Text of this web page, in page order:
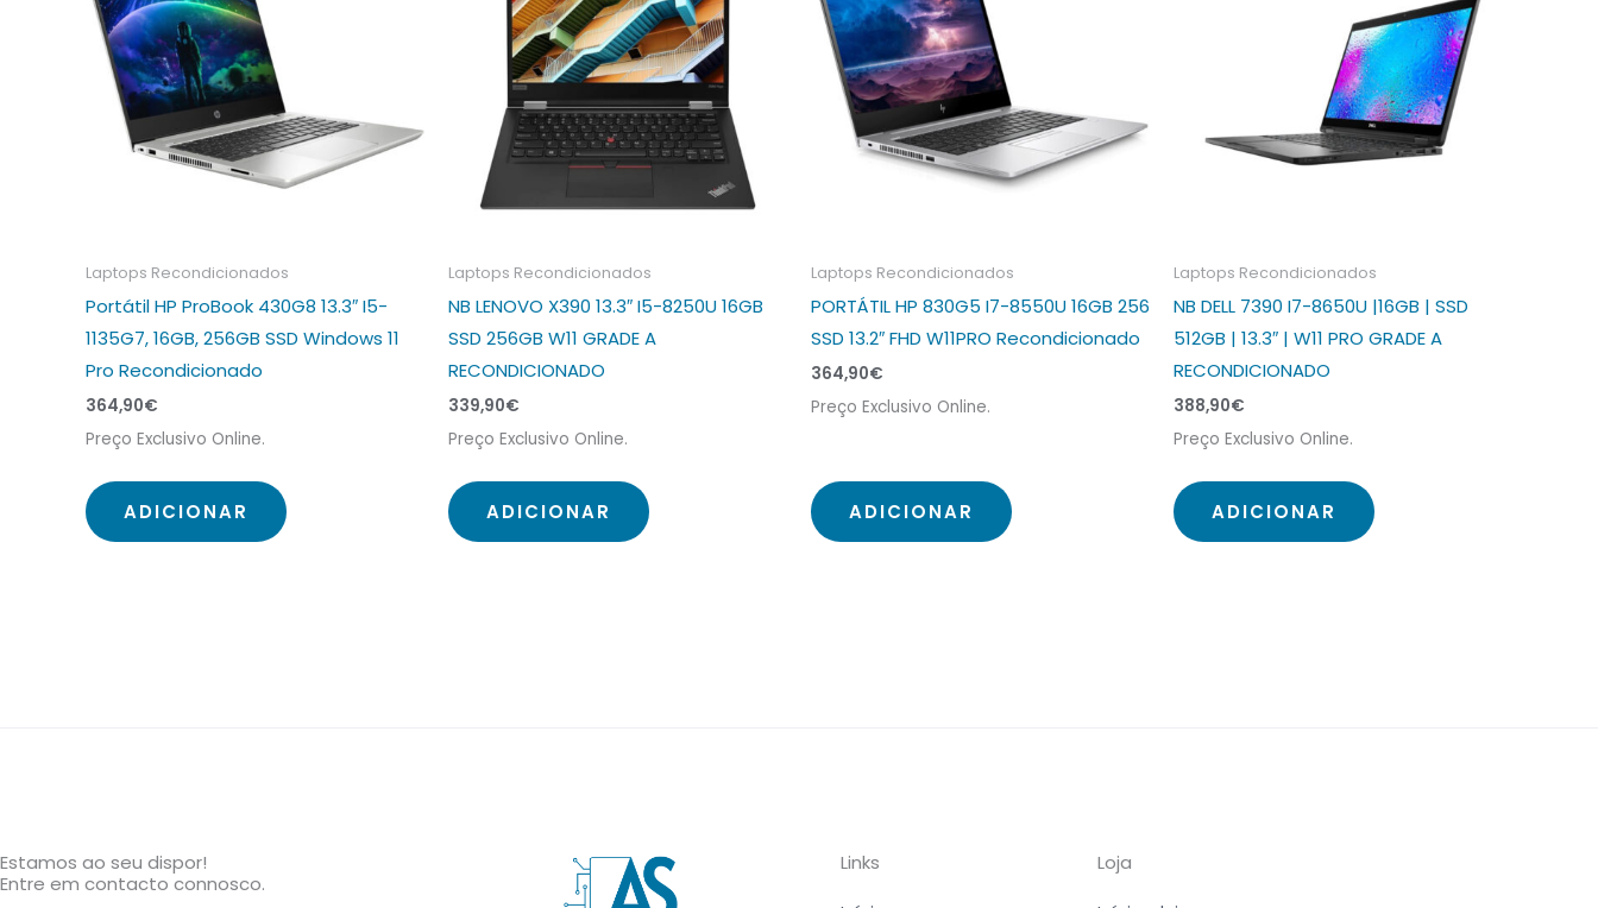
Laptops Recondicionados
Portátil HP ProBook 430G8 13.3″ I5-
1135G7, 16GB, 256GB SSD Windows 11
Pro Recondicionado
364,90€
Preço Exclusivo Online.
ADICIONAR
Laptops Recondicionados
NB LENOVO X390 13.3″ I5-8250U 16GB
SSD 256GB W11 GRADE A
RECONDICIONADO
339,90€
Preço Exclusivo Online.
ADICIONAR
Laptops Recondicionados
PORTÁTIL HP 830G5 I7-8550U 16GB 256
SSD 13.2″ FHD W11PRO Recondicionado
364,90€
Preço Exclusivo Online.
ADICIONAR
Laptops Recondicionados
NB DELL 7390 I7-8650U |16GB | SSD
512GB | 13.3″ | W11 PRO GRADE A
RECONDICIONADO
388,90€
Preço Exclusivo Online.
ADICIONAR
Estamos ao seu dispor!
Entre em contacto connosco.
Links Loja